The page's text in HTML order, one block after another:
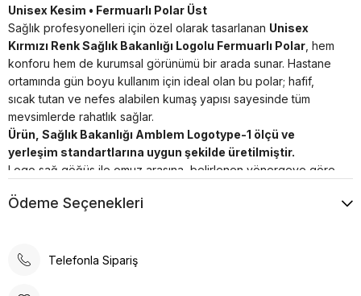
Unisex Kesim • Fermuarlı Polar Üst
Sağlık profesyonelleri için özel olarak tasarlanan Unisex
Kırmızı Renk Sağlık Bakanlığı Logolu Fermuarlı Polar , hem
konforu hem de kurumsal görünümü bir arada sunar. Hastane
ortamında gün boyu kullanım için ideal olan bu polar; hafif,
sıcak tutan ve nefes alabilen kumaş yapısı sayesinde tüm
mevsimlerde rahatlık sağlar.
Ürün, Sağlık Bakanlığı Amblem Logotype-1 ölçü ve
yerleşim standartlarına uygun şekilde üretilmiştir.
Logo sağ göğüs ile omuz arasına, belirlenen yönergeye göre
dostudur.
Unisex kalıp:
Kadın ve erkek personelin kullanımına
Ödeme Seçenekleri
Telefonla Sipariş